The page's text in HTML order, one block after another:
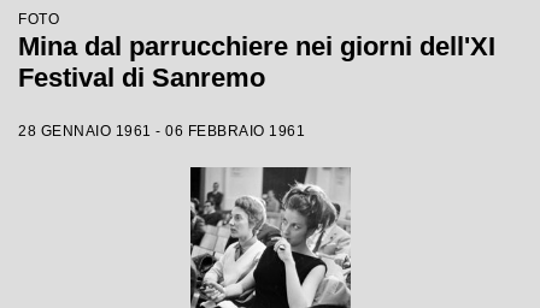
FOTO
Mina dal parrucchiere nei giorni dell'XI
Festival di Sanremo
28 GENNAIO 1961 - 06 FEBBRAIO 1961